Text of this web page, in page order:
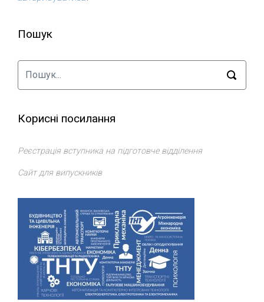
Пошук
Корисні посилання
Реєстрація вступника на підготовче відділення
Сайт для випускників